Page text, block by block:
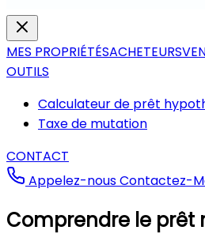
MES PROPRIÉTÉSACHETEURS
OUTILS
Calculateur de prêt
Taxe de mutation
CONTACT
Appelez-nousContactez-
Comprendre le prêt